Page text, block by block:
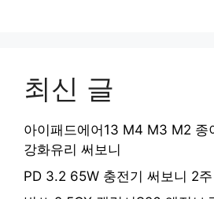
최신 글
아이패드에어13 M4 M3 M2 종
강화유리 써보니
PD 3.2 65W 충전기 써보니 2